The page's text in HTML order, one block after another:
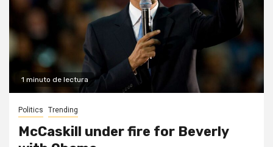
1 minuto de lectura
Politics Trending
McCaskill under fire for Beverly